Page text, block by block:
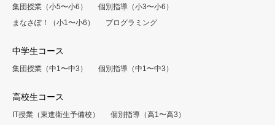
集団授業（小5〜小6）
個別指導（小3〜小6）
まなさぽ！（小1〜小6）
プログラミング
中学生コース
集団授業（中1〜中3） 個別指導（中1〜中3）
高校生コース
IT授業（東進衛生予備校）
個別指導（高1〜高3）